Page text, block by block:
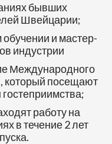
бывших
Швейцарии;
обучении и мастер-
индустрии
Международного
который посещают
работу на
в течение 2 лет